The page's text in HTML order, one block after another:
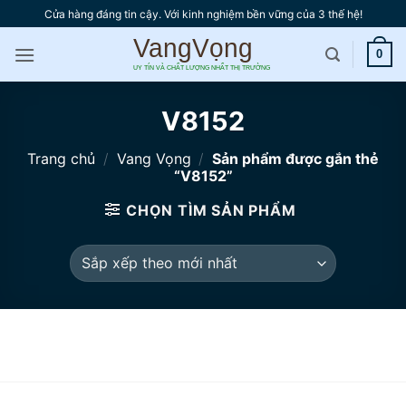
qua
nội
dung
Cửa hàng đáng tin cậy. Với kinh nghiệm bền vững của 3 thế hệ!
0
V8152
Trang chủ / Vang Vọng / Sản phẩm được gắn thẻ
“V8152”
CHỌN TÌM SẢN PHẨM